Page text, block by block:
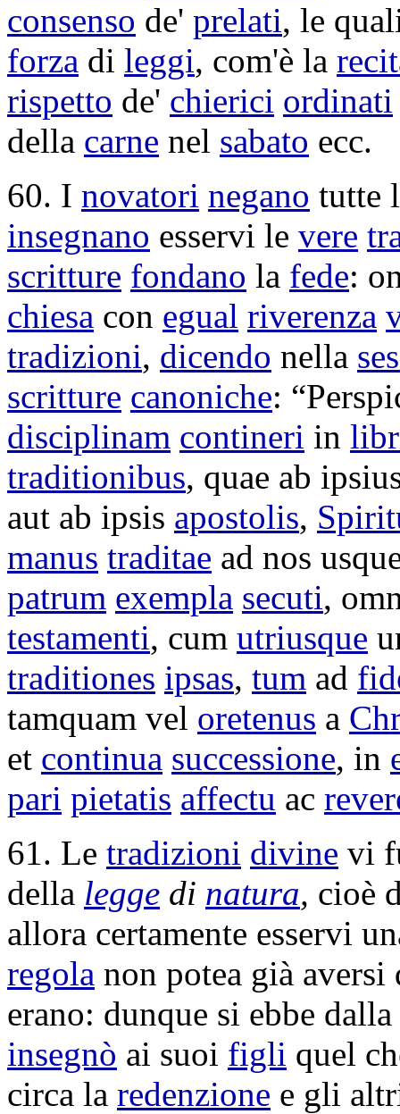
consenso de' prelati, le
forza di leggi, com'è la
rispetto de' chierici ordinati
della carne nel sabato ecc.
60. I novatori negano tutte
insegnano esservi le vere
scritture fondano la fede:
chiesa con egual riverenza
tradizioni, dicendo nella
scritture canoniche: “
disciplinam contineri in
traditionibus, quae ab
aut ab ipsis apostolis,
manus traditae ad nos
patrum exempla secuti,
testamenti, cum utriusque
traditiones ipsas, tum ad
tamquam vel oretenus a
et continua successione, in
pari pietatis affectu ac
61. Le tradizioni divine vi
della legge di natura, cioè
allora certamente esservi
regola non potea già
erano: dunque si ebbe dalla
insegnò ai suoi figli quel
circa la redenzione e gli